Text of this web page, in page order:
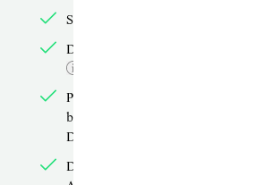
Sonderpublikationen
Die aktuelle double-Ausgabe
Persönliches Archiv mit allen
bereits erworbenen
Downloads
Die aktuelle IXYPSILONZETT-